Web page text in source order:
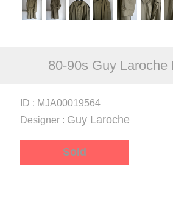
80-90s Guy Laroche
ID : MJA00019564
Designer : Guy Laroche
Sold